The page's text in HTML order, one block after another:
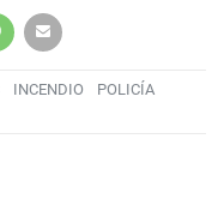
INCENDIO
POLICÍA